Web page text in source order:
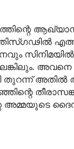
സിനിമയിൽ
അവനെ
അതിൽ